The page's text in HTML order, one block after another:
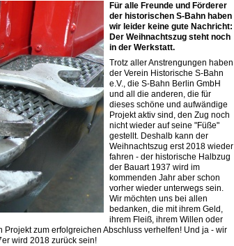
Für alle Freunde und Förderer
der historischen S-Bahn haben
wir leider keine gute Nachricht:
Der Weihnachtszug steht noch
in der Werkstatt.
Trotz aller Anstrengungen haben
der Verein Historische S-Bahn
e.V., die S-Bahn Berlin GmbH
und all die anderen, die für
dieses schöne und aufwändige
Projekt aktiv sind, den Zug noch
nicht wieder auf seine "Füße"
gestellt. Deshalb kann der
Weihnachtszug erst 2018 wieder
fahren - der historische Halbzug
der Bauart 1937 wird im
kommenden Jahr aber schon
vorher wieder unterwegs sein.
Wir möchten uns bei allen
bedanken, die mit ihrem Geld,
ihrem Fleiß, ihrem Willen oder
zum erfolgreichen Abschluss verhelfen! Und ja - wir
wird 2018 zurück sein!